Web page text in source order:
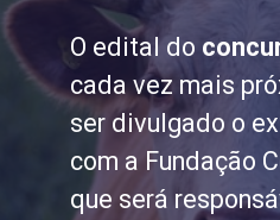
O edital do
cada vez mais
ser divulgado o
com a Fundação
que será